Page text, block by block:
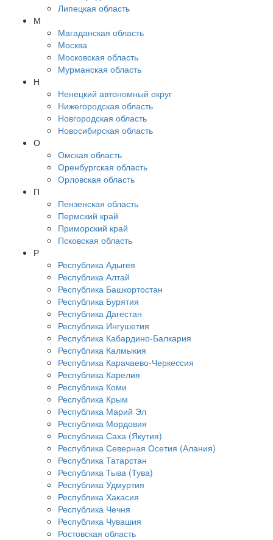
Липецкая область
М
Магаданская область
Москва
Московская область
Мурманская область
Н
Ненецкий автономный округ
Нижегородская область
Новгородская область
Новосибирская область
О
Омская область
Оренбургская область
Орловская область
П
Пензенская область
Пермский край
Приморский край
Псковская область
Р
Республика Адыгея
Республика Алтай
Республика Башкортостан
Республика Бурятия
Республика Дагестан
Республика Ингушетия
Республика Кабардино-Балкария
Республика Калмыкия
Республика Карачаево-Черкессия
Республика Карелия
Республика Коми
Республика Крым
Республика Марий Эл
Республика Мордовия
Республика Саха (Якутия)
Республика Северная Осетия (Алания)
Республика Татарстан
Республика Тыва (Тува)
Республика Удмуртия
Республика Хакасия
Республика Чечня
Республика Чувашия
Ростовская область